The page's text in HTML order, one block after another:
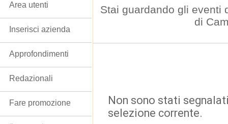
Stai guardando gli eventi
di
Non sono stati
selezione corrente.
Area utenti
Inserisci azienda
Approfondimenti
Redazionali
Fare promozione